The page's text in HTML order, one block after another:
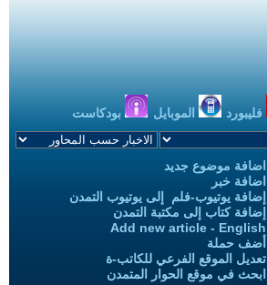
فليبورد الموبايل بودكاست
اضافة موضوع جديد
اضافة خبر
إضافة يوتيوب-فلم إلى يوتيوب التمدن
إضافة كتاب إلى مكتبة التمدن
Add new article - English
أضف حملة
تعديل الموقع الفرعي للكاتب-ة
ابحث في موقع الحوار المتمدن